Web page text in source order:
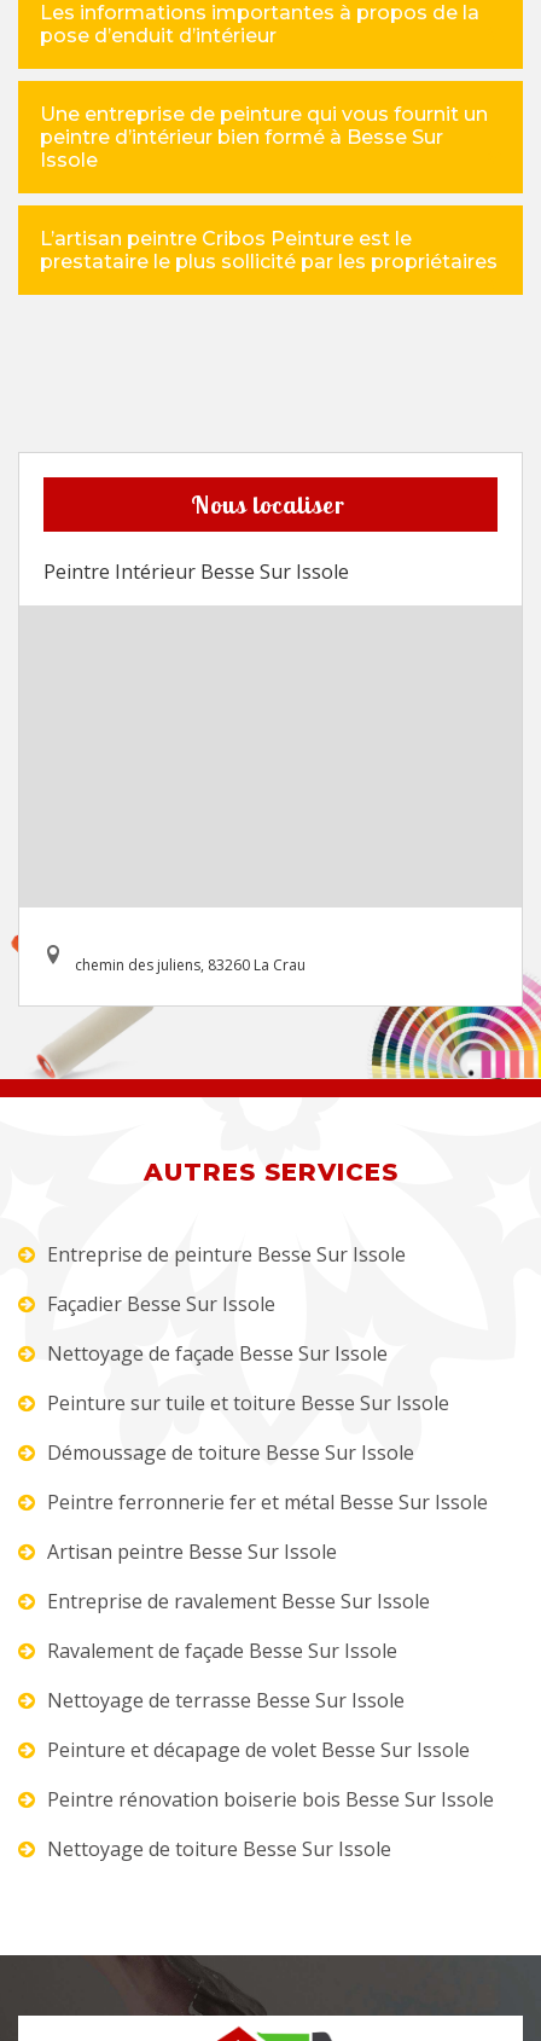
Les informations importantes à propos de la
pose d’enduit d’intérieur
Une entreprise de peinture qui vous fournit un
peintre d’intérieur bien formé à Besse Sur
Issole
L’artisan peintre Cribos Peinture est le
prestataire le plus sollicité par les propriétaires
Nous localiser
Peintre Intérieur Besse Sur Issole
chemin des juliens, 83260 La Crau
AUTRES SERVICES
Entreprise de peinture Besse Sur Issole
Façadier Besse Sur Issole
Nettoyage de façade Besse Sur Issole
Peinture sur tuile et toiture Besse Sur Issole
Démoussage de toiture Besse Sur Issole
Peintre ferronnerie fer et métal Besse Sur Issole
Artisan peintre Besse Sur Issole
Entreprise de ravalement Besse Sur Issole
Ravalement de façade Besse Sur Issole
Nettoyage de terrasse Besse Sur Issole
Peinture et décapage de volet Besse Sur Issole
Peintre rénovation boiserie bois Besse Sur Issole
Nettoyage de toiture Besse Sur Issole